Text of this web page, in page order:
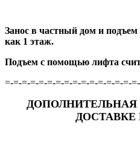
Занос в частный дом и
как 1 этаж.
Подъем с помощью лифта
=-=-=-=-=-=-=-=-=-=-=-=-=-=-=-
ДОСТАВКЕ